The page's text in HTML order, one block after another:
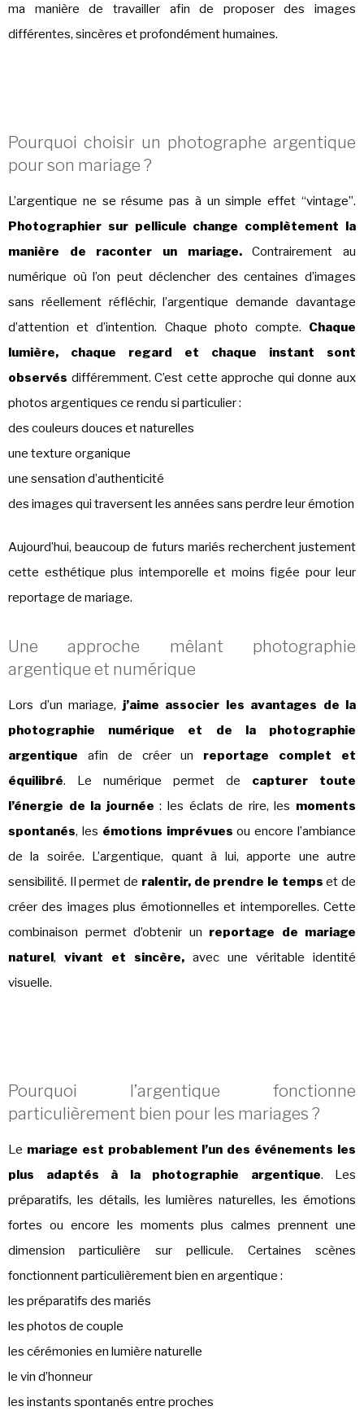
ma manière de travailler afin de proposer des images
différentes, sincères et profondément humaines.
Pourquoi choisir un photographe argentique
pour son mariage ?
L’argentique ne se résume pas à un simple effet “vintage”.
Photographier sur pellicule change complètement la
manière de raconter un mariage.Contrairement au
numérique où l’on peut déclencher des centaines d’images
sans réellement réfléchir, l’argentique demande davantage
d’attention et d’intention. Chaque photo compte. Chaque
lumière, chaque regard et chaque instant sont
observés différemment. C’est cette approche qui donne aux
photos argentiques ce rendu si particulier :
des couleurs douces et naturelles
une texture organique
une sensation d’authenticité
des images qui traversent les années sans perdre leur émotion
Aujourd’hui, beaucoup de futurs mariés recherchent justement
cette esthétique plus intemporelle et moins figée pour leur
reportage de mariage.
Une approche mêlant photographie
argentique et numérique
Lors d’un mariage, j’aime associer les avantages de la
photographie numérique et de la photographie
argentique afin de créer un reportage complet et
équilibré. Le numérique permet de capturer toute
l’énergie de la journée : les éclats de rire, les moments
spontanés, les émotions imprévues ou encore l’ambiance
de la soirée. L’argentique, quant à lui, apporte une autre
sensibilité. Il permet de ralentir, de prendre le temps et de
créer des images plus émotionnelles et intemporelles. Cette
combinaison permet d’obtenir un reportage de mariage
naturel , vivant et sincère, avec une véritable identité
visuelle.
Pourquoi l’argentique fonctionne
particulièrement bien pour les mariages ?
Le mariage est probablement l’un des événements les
plus adaptés à la photographie argentique. Les
préparatifs, les détails, les lumières naturelles, les émotions
fortes ou encore les moments plus calmes prennent une
dimension particulière sur pellicule. Certaines scènes
fonctionnent particulièrement bien en argentique :
les préparatifs des mariés
les photos de couple
les cérémonies en lumière naturelle
le vin d’honneur
les instants spontanés entre proches